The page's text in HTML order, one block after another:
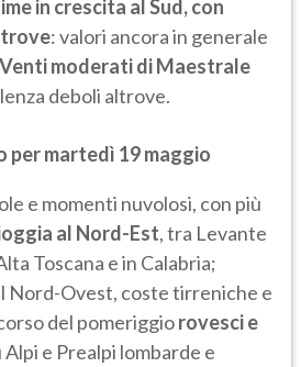
in crescita al Sud, con
: valori ancora in generale
Venti moderati di Maestrale
deboli altrove.
per martedì 19 maggio
e momenti nuvolosi, con più
al Nord-Est, tra Levante
Toscana e in Calabria;
Nord-Ovest, coste tirreniche e
del pomeriggiorovesci e
Alpi e Prealpi lombarde e